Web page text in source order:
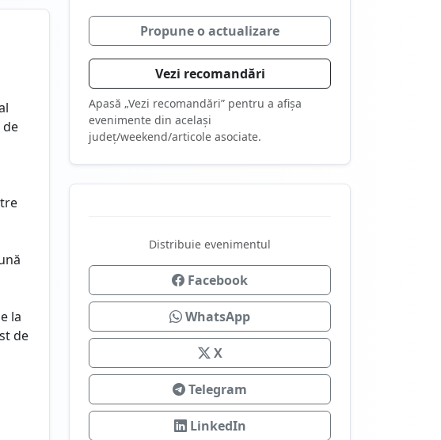
de
la
de
Propune o actualizare
Vezi recomandări
Apasă „Vezi recomandări” pentru a afișa
evenimente din același
județ/weekend/articole asociate.
Distribuie evenimentul
Facebook
WhatsApp
X
Telegram
LinkedIn